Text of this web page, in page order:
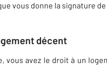
vous donne la signature
décent
vous avez le droit à un